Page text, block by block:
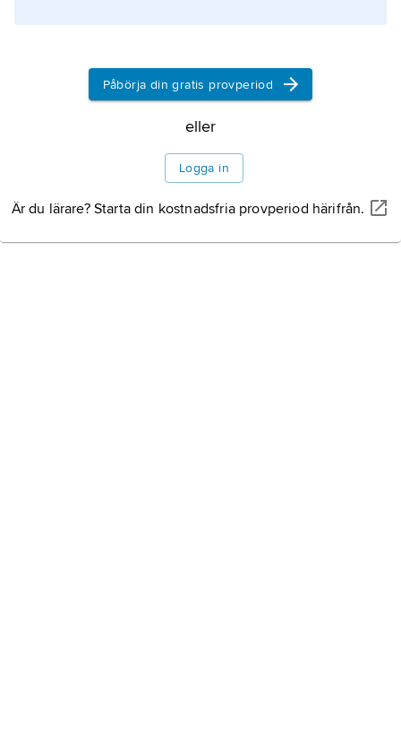
Information om artikeln
Påbörja din gratis provperiod
eller
Logga in
Är du lärare? Starta din kostnadsfria provperiod härifrån.